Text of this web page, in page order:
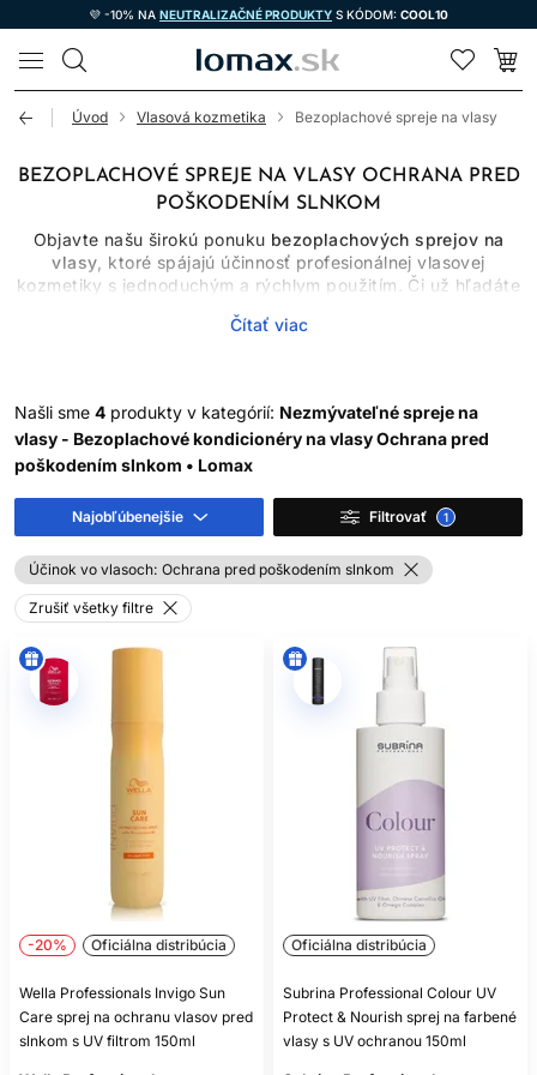
💜 -10% NA NEUTRALIZAČNÉ PRODUKTY S KÓDOM: COOL10
LOMAX
Úvod Vlasová kozmetika Bezoplachové spreje na vlasy
BEZOPLACHOVÉ SPREJE NA VLASY OCHRANA PRED
POŠKODENÍM SLNKOM
Objavte našu širokú ponuku bezoplachových sprejov na
vlasy , ktoré spájajú účinnosť profesionálnej vlasovej
kozmetiky s jednoduchým a rýchlym použitím. Či už hľadáte
sprej na objem vlasov
starostlivosť, najmä ak máte málo času, ale nechcete robiť
kompromisy v kvalite. Vhodné pre všetky typy vlasov – od
jemných až po silne poškodené, farbené či kučeravé. Tieto
produkty nielen uľahčujú styling, ale aj aktívne vyživujú,
hydratujú a chránia vlasy pred poškodením.
PREČO SI VYBRAŤ
BEZOPLACHOVÝ SPREJ NA
Bezoplachový kondicionér je nenahraditeľný pomocník pri
starostlivosti o vlasy
. Stačí nastriekať na uterákom
vysušené vlasy a nechať pôsobiť – bez oplachovania. Vďaka
tomu sa účinné látky vstrebávajú do vlasového vlákna počas
Medzi najobľúbenejšie produkty patria napríklad
spreje na vlasy
, ktoré ponúkajú riešenia pre objem, lesk,
výživu aj regeneráciu. Ak hľadáte najlepší sprej na
obsahom keratínu, panthenolu, olejov a hodvábnych
proteínov, ktoré viditeľne zlepšujú kvalitu vlasov už po
prvom použití.
VÝHODY
BEZOPLACHOVÝCH
Čítať viac
Našli sme 4 produkty v kategórií: Nezmývateľné spreje na
vlasy - Bezoplachové kondicionéry na vlasy Ochrana pred
poškodením slnkom • Lomax
Najobľúbenejšie Filtrovať 1
Účinok vo vlasoch: Ochrana pred poškodením slnkom
Zrušiť všetky filtre
-20% Oficiálna distribúcia
Wella Professionals Invigo Sun
Care sprej na ochranu vlasov pred
slnkom s UV filtrom 150ml
Oficiálna distribúcia
Subrina Professional Colour UV
Protect & Nourish sprej na farbené
vlasy s UV ochranou 150ml